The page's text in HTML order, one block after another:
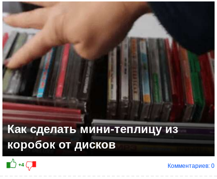
Как сделать мини-теплицу из
коробок от дисков
Комментариев: 0